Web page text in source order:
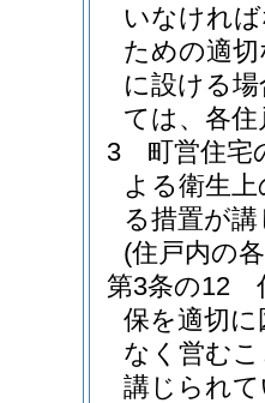
いなけれ
ための適
に設ける
ては、各
3
町営住宅
よる衛生
る措置が
(住戸内の
第3条の12
保を適切
なく営む
講じられ